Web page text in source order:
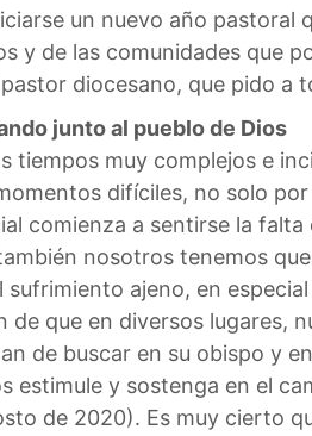
un nuevo año pastoral
y de las comunidades que
diocesano, que pido
junto al pueblo de Dios
tiempos muy complejos e
difíciles, no solo
comienza a sentirse la
nosotros tenemos
sufrimiento ajeno, en
de que en diversos lugares,
de buscar en su obispo y
estimule y sostenga en el
de 2020). Es muy cierto